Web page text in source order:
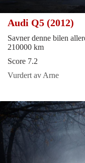
Audi Q5 (2012)
Savner denne bilen
210000 km
Score 7.2
Vurdert av Arne